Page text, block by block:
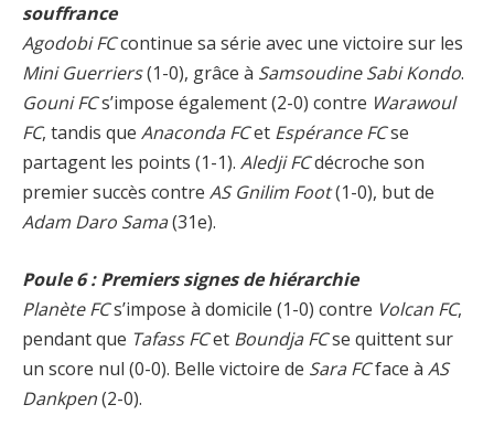
souffrance
Agodobi FCcontinue sa série avec une victoire sur les
Mini Guerriers(1-0), grâce à Samsoudine Sabi Kondo.
Gouni FCs’impose également (2-0) contre Warawoul
FC, tandis que Anaconda FCet Espérance FCse
partagent les points (1-1). Aledji FCdécroche son
premier succès contre AS Gnilim Foot(1-0), but de
Adam Daro Sama(31e).
Poule 6 : Premiers signes de hiérarchie
Planète FCs’impose à domicile (1-0) contre Volcan FC,
pendant que Tafass FCet Boundja FCse quittent sur
un score nul (0-0). Belle victoire de Sara FCface à AS
Dankpen(2-0).